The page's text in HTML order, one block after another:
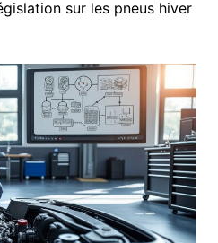
sur les pneus hiver